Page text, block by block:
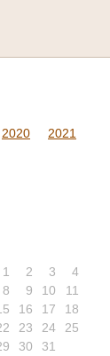
2020
2021
1 2 3
4
8 9 10
11
16 17
18
23 24
25
30 31